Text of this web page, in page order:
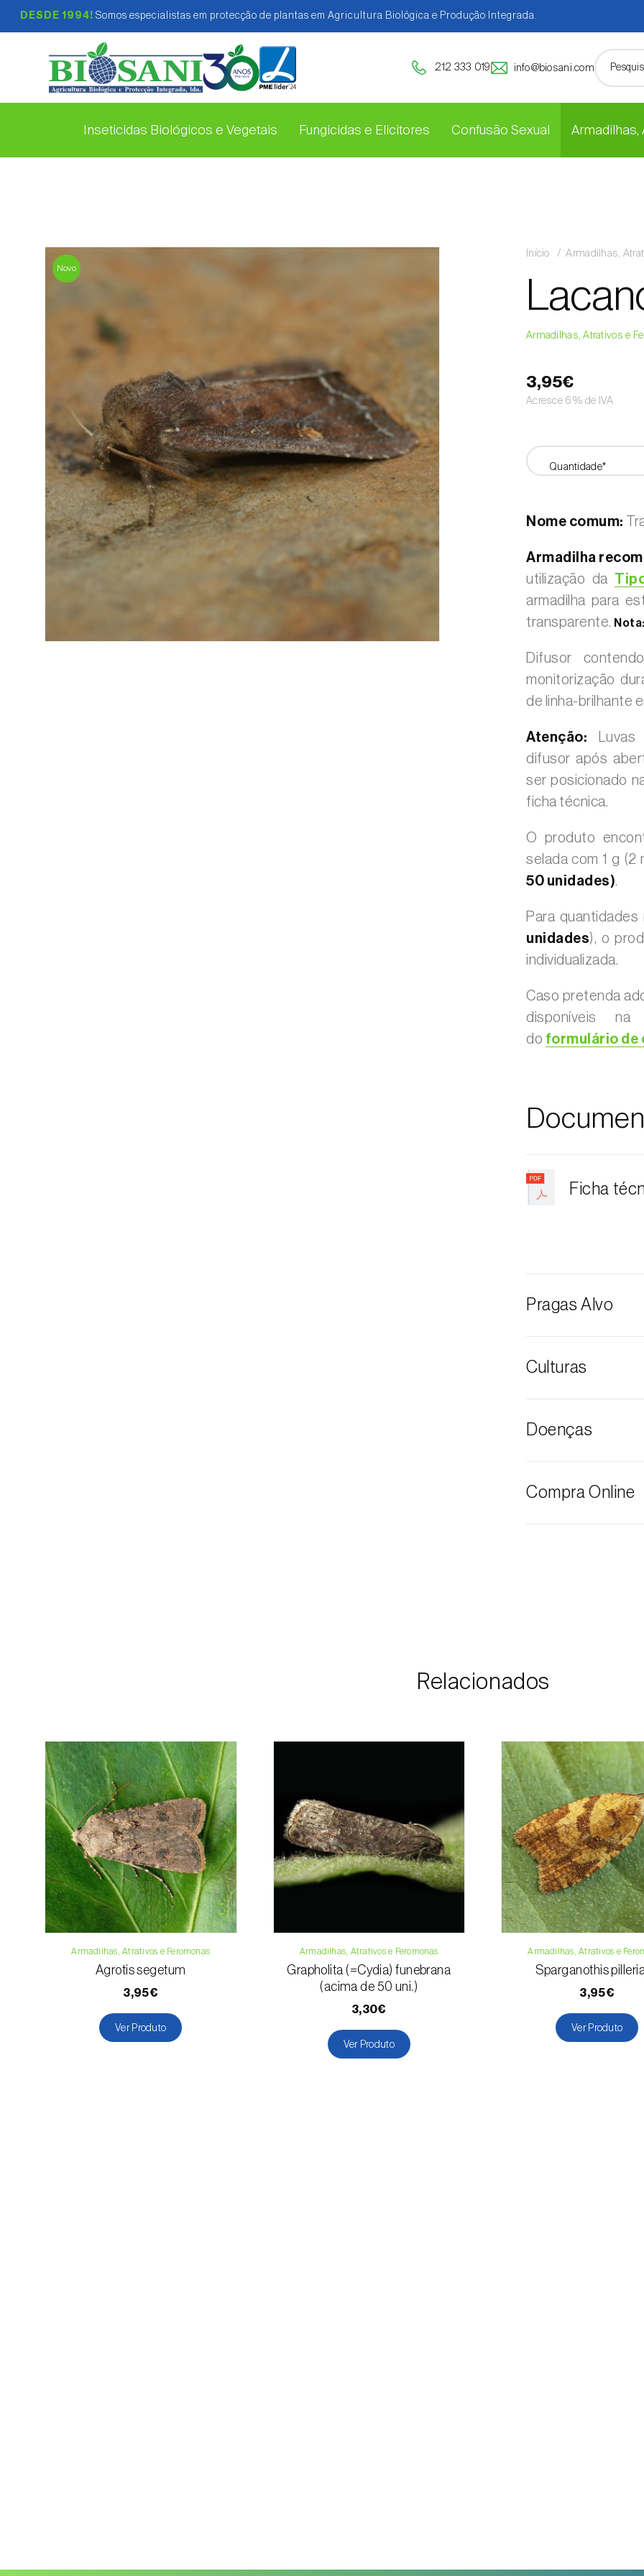
DESDE 1994! Somos especialistas em protecção de plantas em Agricultura Biológica e Produção Integrada.
212 333 019 info@biosani.com
Inseticidas Biológicos e Vegetais Fungicidas e Elicitores Confusão Sexual
Novo
Início Armadilhas,
Armadilhas, Atrativos e
3,95€
Acresce 6% de IVA
Quantidade*
Nome comum:
Armadilha
utilização da
armadilha para
transparente. Nota:
Difusor
monitorização
de linha-brilhante
Atenção: Luvas
difusor após
ser posicionado
ficha técnica.
O produto
selada com 1 g (2
50 unidades).
Para quantidades
unidades), o
individualizada.
Caso pretenda
disponíveis na
do formulário de
Ficha
Pragas Alvo
Culturas
Tomateiro
Doenças
Compra Online
e dados para
Telefone: 212
Email:
Formulário de
Relacionados
Armadilhas, Atrativos e Feromonas
Agrotis segetum
3,95€
Ver Produto
Armadilhas, Atrativos e Feromonas
Grapholita (=Cydia) funebrana
(acima de 50 uni.)
3,30€
Ver Produto
Armadilhas, Atrativos e
Sparganothis
3,95€
Ver Produto